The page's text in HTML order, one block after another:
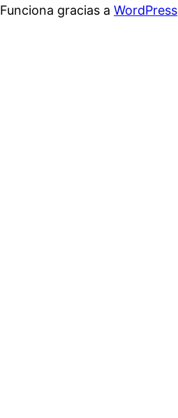
Funciona gracias a WordPress